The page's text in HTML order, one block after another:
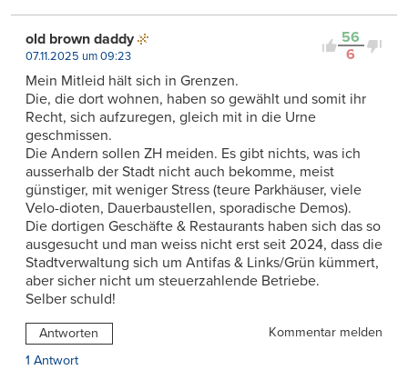
56
6
old brown daddy
07.11.2025 um 09:23
Mein Mitleid hält sich in Grenzen.
Die, die dort wohnen, haben so gewählt und somit ihr
Recht, sich aufzuregen, gleich mit in die Urne
geschmissen.
Die Andern sollen ZH meiden. Es gibt nichts, was ich
ausserhalb der Stadt nicht auch bekomme, meist
günstiger, mit weniger Stress (teure Parkhäuser, viele
Velo-dioten, Dauerbaustellen, sporadische Demos).
Die dortigen Geschäfte & Restaurants haben sich das so
ausgesucht und man weiss nicht erst seit 2024, dass die
Stadtverwaltung sich um Antifas & Links/Grün kümmert,
aber sicher nicht um steuerzahlende Betriebe.
Selber schuld!
Antworten
Kommentar melden
1 Antwort